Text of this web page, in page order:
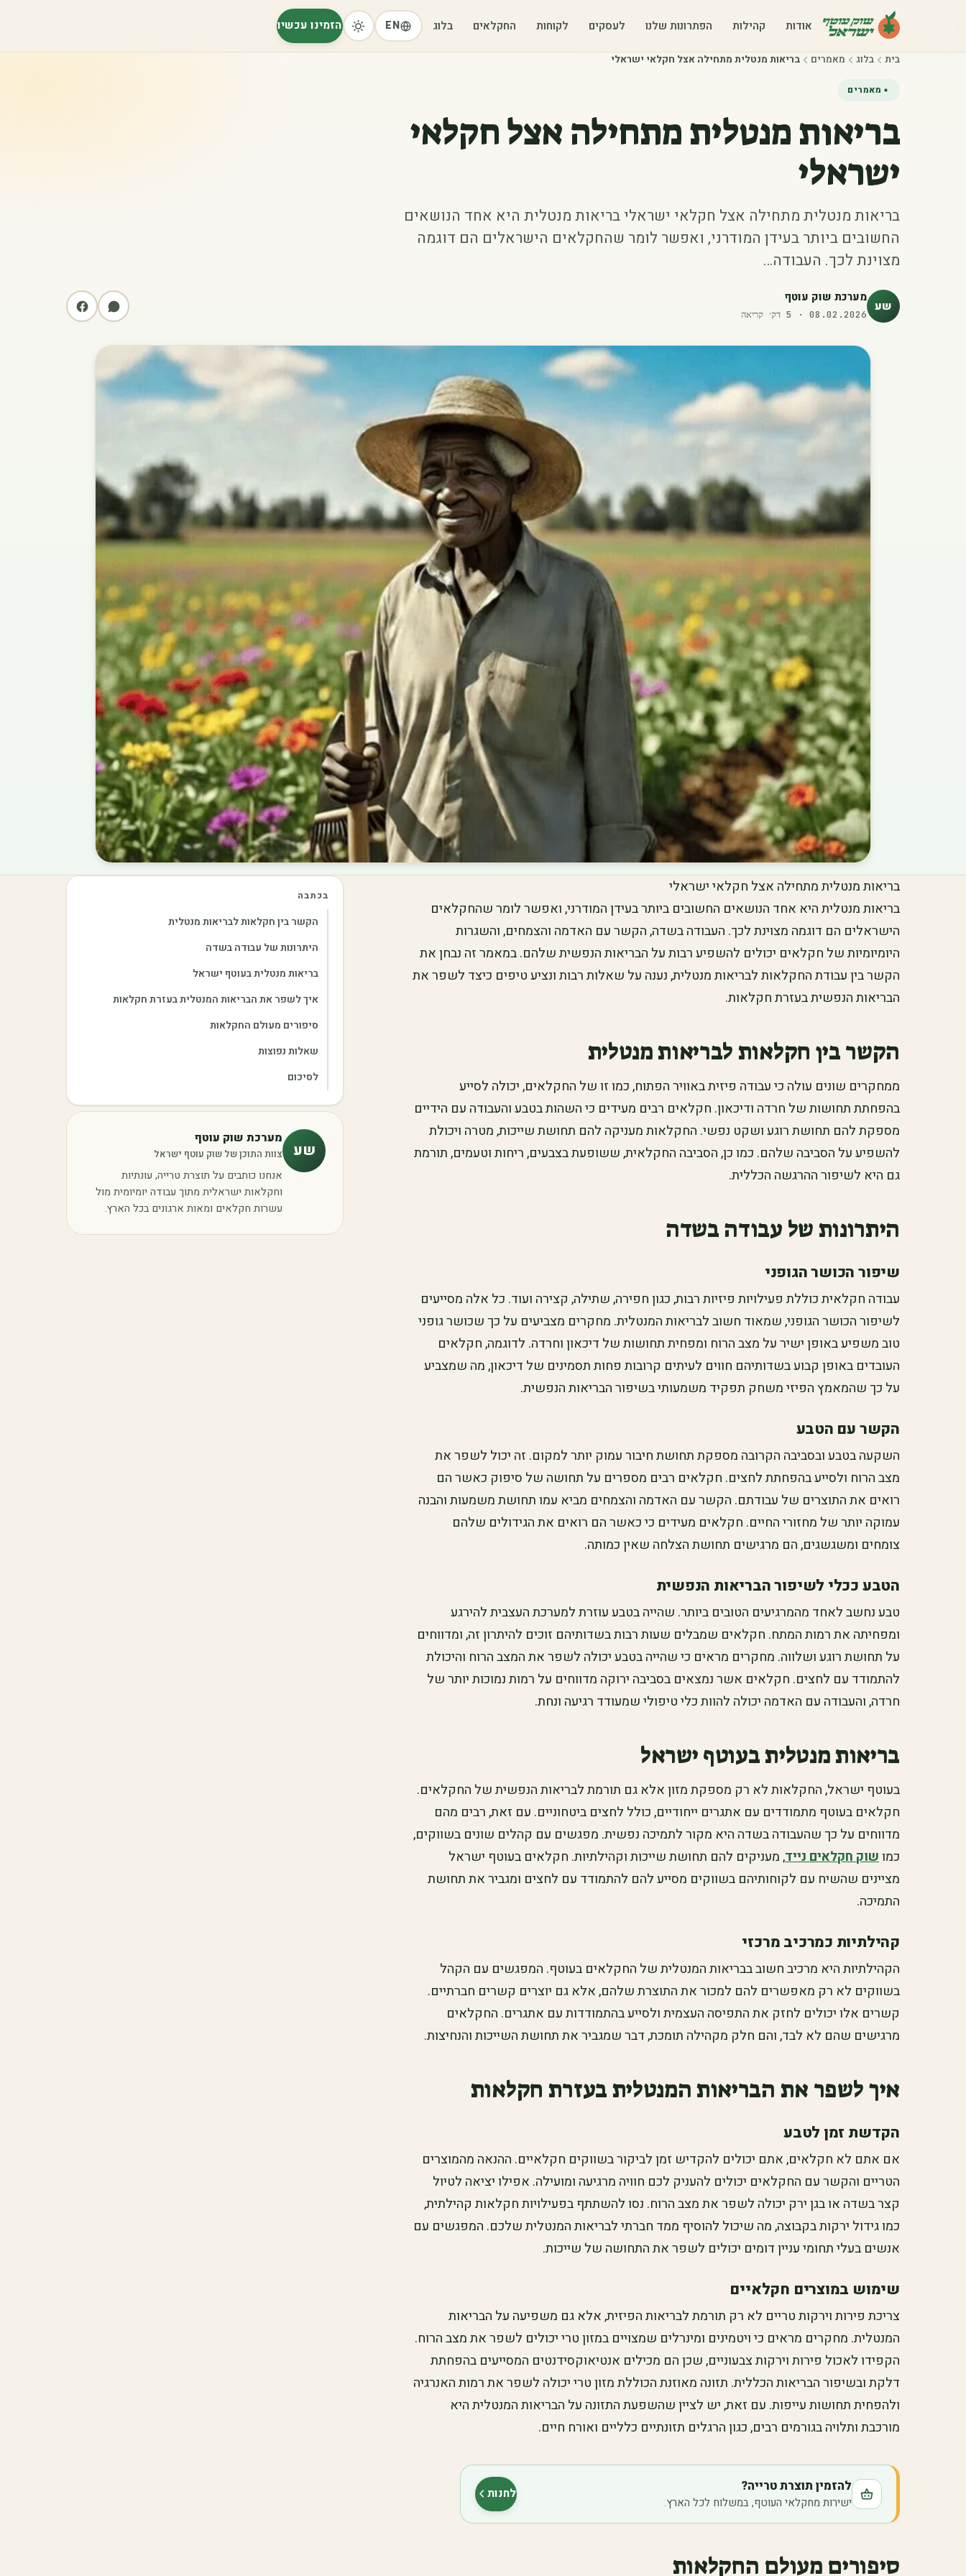
אודות קהילות הפתרונות שלנו לעסקים לקוחות החקלאים בלוג EN הזמינו עכשיו
בית בלוג מאמרים בריאות מנטלית מתחילה אצל חקלאי ישראלי
מאמרים
בריאות מנטלית מתחילה אצל חקלאי
ישראלי
בריאות מנטלית מתחילה אצל חקלאי ישראלי בריאות מנטלית היא אחד הנושאים
החשובים ביותר בעידן המודרני, ואפשר לומר שהחקלאים הישראלים הם דוגמה
מצוינת לכך. העבודה…
שע מערכת שוק עוטף
08.02.2026
·
5 דק׳ קריאה
בריאות מנטלית מתחילה אצל חקלאי ישראלי
בריאות מנטלית היא אחד הנושאים החשובים ביותר בעידן המודרני, ואפשר לומר שהחקלאים
הישראלים הם דוגמה מצוינת לכך. העבודה בשדה, הקשר עם האדמה והצמחים, והשגרות
היומיומיות של חקלאים יכולים להשפיע רבות על הבריאות הנפשית שלהם. במאמר זה נבחן את
הקשר בין עבודת החקלאות לבריאות מנטלית, נענה על שאלות רבות ונציע טיפים כיצד לשפר את
הבריאות הנפשית בעזרת חקלאות.
הקשר בין חקלאות לבריאות מנטלית
ממחקרים שונים עולה כי עבודה פיזית באוויר הפתוח, כמו זו של החקלאים, יכולה לסייע
בהפחתת תחושות של חרדה ודיכאון. חקלאים רבים מעידים כי השהות בטבע והעבודה עם הידיים
מספקת להם תחושת רוגע ושקט נפשי. החקלאות מעניקה להם תחושת שייכות, מטרה ויכולת
להשפיע על הסביבה שלהם. כמו כן, הסביבה החקלאית, ששופעת בצבעים, ריחות וטעמים, תורמת
גם היא לשיפור ההרגשה הכללית.
היתרונות של עבודה בשדה
שיפור הכושר הגופני
עבודה חקלאית כוללת פעילויות פיזיות רבות, כגון חפירה, שתילה, קצירה ועוד. כל אלה מסייעים
לשיפור הכושר הגופני, שמאוד חשוב לבריאות המנטלית. מחקרים מצביעים על כך שכושר גופני
טוב משפיע באופן ישיר על מצב הרוח ומפחית תחושות של דיכאון וחרדה. לדוגמה, חקלאים
העובדים באופן קבוע בשדותיהם חווים לעיתים קרובות פחות תסמינים של דיכאון, מה שמצביע
על כך שהמאמץ הפיזי משחק תפקיד משמעותי בשיפור הבריאות הנפשית.
הקשר עם הטבע
השקעה בטבע ובסביבה הקרובה מספקת תחושת חיבור עמוק יותר למקום. זה יכול לשפר את
מצב הרוח ולסייע בהפחתת לחצים. חקלאים רבים מספרים על תחושה של סיפוק כאשר הם
רואים את התוצרים של עבודתם. הקשר עם האדמה והצמחים מביא עמו תחושת משמעות והבנה
עמוקה יותר של מחזורי החיים. חקלאים מעידים כי כאשר הם רואים את הגידולים שלהם
צומחים ומשגשגים, הם מרגישים תחושת הצלחה שאין כמותה.
הטבע ככלי לשיפור הבריאות הנפשית
טבע נחשב לאחד מהמרגיעים הטובים ביותר. שהייה בטבע עוזרת למערכת העצבית להירגע
ומפחיתה את רמות המתח. חקלאים שמבלים שעות רבות בשדותיהם זוכים להיתרון זה, ומדווחים
על תחושת רוגע ושלווה. מחקרים מראים כי שהייה בטבע יכולה לשפר את המצב הרוח והיכולת
להתמודד עם לחצים. חקלאים אשר נמצאים בסביבה ירוקה מדווחים על רמות נמוכות יותר של
חרדה, והעבודה עם האדמה יכולה להוות כלי טיפולי שמעודד רגיעה ונחת.
בריאות מנטלית בעוטף ישראל
בעוטף ישראל, החקלאות לא רק מספקת מזון אלא גם תורמת לבריאות הנפשית של החקלאים.
חקלאים בעוטף מתמודדים עם אתגרים ייחודיים, כולל לחצים ביטחוניים. עם זאת, רבים מהם
מדווחים על כך שהעבודה בשדה היא מקור לתמיכה נפשית. מפגשים עם קהלים שונים בשווקים,
כמושוק חקלאים נייד, מעניקים להם תחושת שייכות וקהילתיות. חקלאים בעוטף ישראל
מציינים שהשיח עם לקוחותיהם בשווקים מסייע להם להתמודד עם לחצים ומגביר את תחושת
התמיכה.
קהילתיות כמרכיב מרכזי
הקהילתיות היא מרכיב חשוב בבריאות המנטלית של החקלאים בעוטף. המפגשים עם הקהל
בשווקים לא רק מאפשרים להם למכור את התוצרת שלהם, אלא גם יוצרים קשרים חברתיים.
קשרים אלו יכולים לחזק את התפיסה העצמית ולסייע בהתמודדות עם אתגרים. החקלאים
מרגישים שהם לא לבד, והם חלק מקהילה תומכת, דבר שמגביר את תחושת השייכות והנחיצות.
איך לשפר את הבריאות המנטלית בעזרת חקלאות
הקדשת זמן לטבע
אם אתם לא חקלאים, אתם יכולים להקדיש זמן לביקור בשווקים חקלאיים. ההנאה מהמוצרים
הטריים והקשר עם החקלאים יכולים להעניק לכם חוויה מרגיעה ומועילה. אפילו יציאה לטיול
קצר בשדה או בגן ירק יכולה לשפר את מצב הרוח. נסו להשתתף בפעילויות חקלאות קהילתית,
כמו גידול ירקות בקבוצה, מה שיכול להוסיף ממד חברתי לבריאות המנטלית שלכם. המפגשים עם
אנשים בעלי תחומי עניין דומים יכולים לשפר את התחושה של שייכות.
שימוש במוצרים חקלאיים
צריכת פירות וירקות טריים לא רק תורמת לבריאות הפיזית, אלא גם משפיעה על הבריאות
המנטלית. מחקרים מראים כי ויטמינים ומינרלים שמצויים במזון טרי יכולים לשפר את מצב הרוח.
הקפידו לאכול פירות וירקות צבעוניים, שכן הם מכילים אנטיאוקסידנטים המסייעים בהפחתת
דלקת ובשיפור הבריאות הכללית. תזונה מאוזנת הכוללת מזון טרי יכולה לשפר את רמות האנרגיה
ולהפחית תחושות עייפות. עם זאת, יש לציין שהשפעת התזונה על הבריאות המנטלית היא
מורכבת ותלויה בגורמים רבים, כגון הרגלים תזונתיים כלליים ואורח חיים.
להזמין תוצרת טרייה?
ישירות מחקלאי העוטף, במשלוח לכל הארץ.
לחנות(נפתח בלשונית חדשה)
סיפורים מעולם החקלאות
בכתבה
הקשר בין חקלאות לבריאות מנטלית
היתרונות של עבודה בשדה
בריאות מנטלית בעוטף ישראל
איך לשפר את הבריאות המנטלית בעזרת חקלאות
סיפורים מעולם החקלאות
שאלות נפוצות
לסיכום
שע
מערכת שוק עוטף
צוות התוכן של שוק עוטף ישראל
אנחנו כותבים על תוצרת טרייה, עונתיות
וחקלאות ישראלית מתוך עבודה יומיומית מול
עשרות חקלאים ומאות ארגונים בכל הארץ.